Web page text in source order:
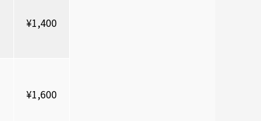
¥1,400
¥1,600